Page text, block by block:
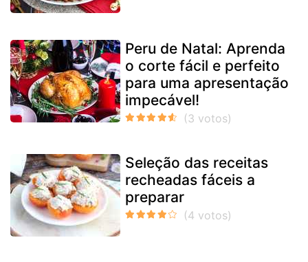
Peru de Natal: Aprenda
o corte fácil e perfeito
para uma apresentação
impecável!
Seleção das receitas
recheadas fáceis a
preparar